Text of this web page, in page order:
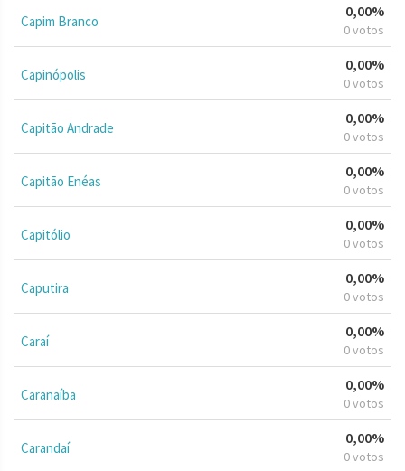
Capim Branco
0,00%
0 votos
Capinópolis
0,00%
0 votos
Capitão Andrade
0,00%
0 votos
Capitão Enéas
0,00%
0 votos
Capitólio
0,00%
0 votos
Caputira
0,00%
0 votos
Caraí
0,00%
0 votos
Caranaíba
0,00%
0 votos
Carandaí
0,00%
0 votos